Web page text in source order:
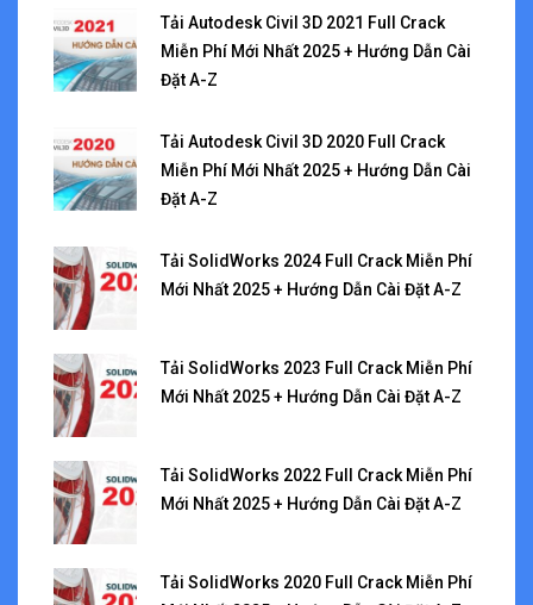
Tải Autodesk Civil 3D 2021 Full Crack
Miễn Phí Mới Nhất 2025 + Hướng Dẫn Cài
Đặt A-Z
Tải Autodesk Civil 3D 2020 Full Crack
Miễn Phí Mới Nhất 2025 + Hướng Dẫn Cài
Đặt A-Z
Tải SolidWorks 2024 Full Crack Miễn Phí
Mới Nhất 2025 + Hướng Dẫn Cài Đặt A-Z
Tải SolidWorks 2023 Full Crack Miễn Phí
Mới Nhất 2025 + Hướng Dẫn Cài Đặt A-Z
Tải SolidWorks 2022 Full Crack Miễn Phí
Mới Nhất 2025 + Hướng Dẫn Cài Đặt A-Z
Tải SolidWorks 2020 Full Crack Miễn Phí